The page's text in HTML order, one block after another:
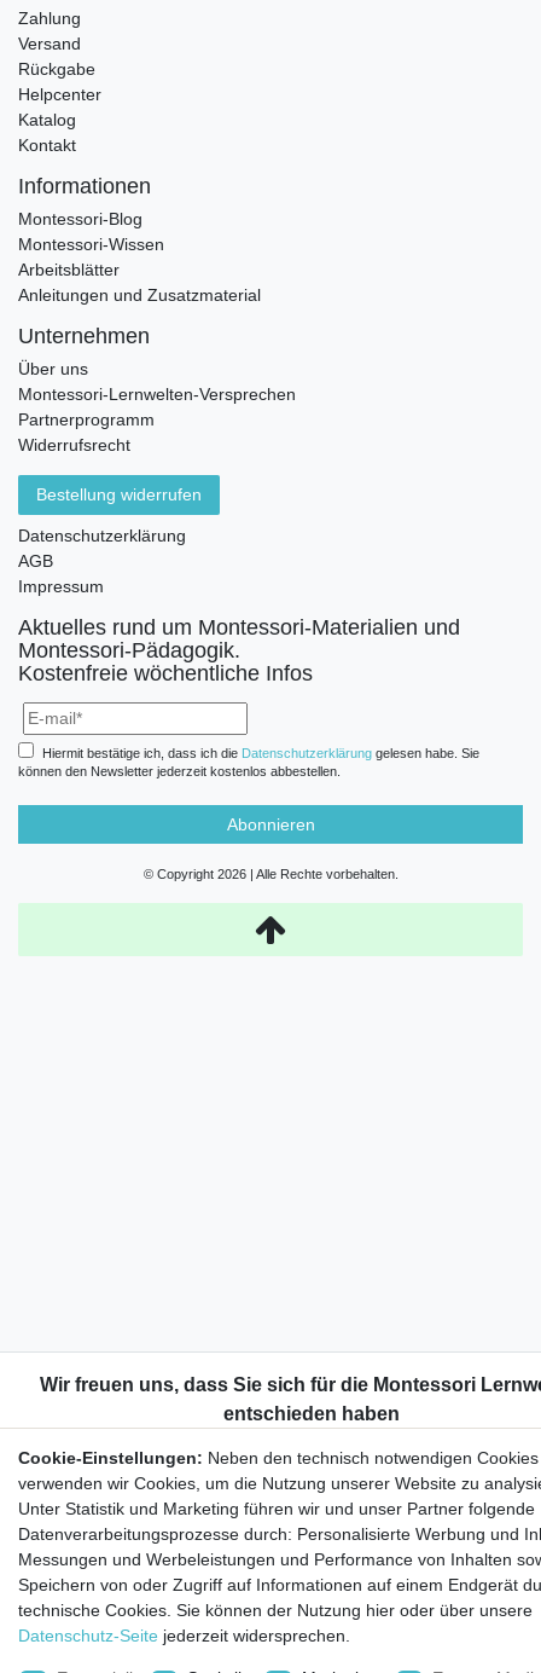
Zahlung
Versand
Rückgabe
Helpcenter
Katalog
Kontakt
Informationen
Montessori-Blog
Montessori-Wissen
Arbeitsblätter
Anleitungen und Zusatzmaterial
Unternehmen
Über uns
Montessori-Lernwelten-Versprechen
Partnerprogramm
Widerrufsrecht
Bestellung widerrufen
Datenschutzerklärung
AGB
Impressum
Aktuelles rund um Montessori-Materialien und
Montessori-Pädagogik.
Kostenfreie wöchentliche Infos
Hiermit bestätige ich, dass ich die Daten­schutz­erklärunggelesen habe. Sie
können den Newsletter jederzeit kostenlos abbestellen.
Abonnieren
© Copyright 2026 | Alle Rechte vorbehalten.
Cookie-Einstellungen: Neben den technisch notwendigen Cookies
verwenden wir Cookies, um die Nutzung unserer Website zu
Unter Statistik und Marketing führen wir und unser Partner folgende
Datenverarbeitungsprozesse durch: Personalisierte Werbung und
Messungen und Werbeleistungen und Performance von Inhalten
Speichern von oder Zugriff auf Informationen auf einem Endgerät
technische Cookies. Sie können der Nutzung hier oder über unsere
Datenschutz-Seite jederzeit widersprechen.